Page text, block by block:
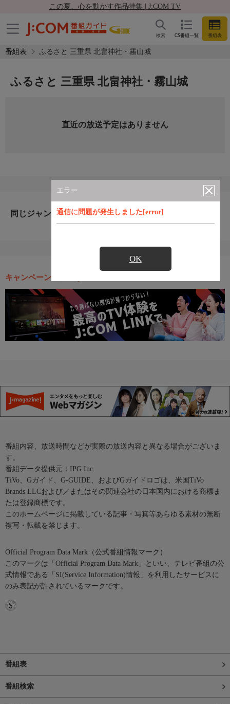
この夏、心を動かす作品特集 | J:COM TV
CS番組一覧 番組表
検索
番組表 ふるさと 三重県 北畠神社・霧山城
エラー
通信に問題が発生しました[error]
OK
ふるさと 三重県 北畠神社・霧山城
直近の放送予定はありません
同じジャンルのおすすめ番組
キャンペーン・お得な情報
番組内容、放送時間などが実際の放送内容と異なる場合がございま
す。
番組データ提供元：IPG Inc.
TiVo、Gガイド、G-GUIDE、およびGガイドロゴは、米国TiVo
Brands LLCおよび／またはその関連会社の日本国内における商標ま
たは登録商標です。
このホームページに掲載している記事・写真等あらゆる素材の無断
複写・転載を禁じます。
Official Program Data Mark（公式番組情報マーク）
このマークは「Official Program Data Mark」といい、テレビ番組の公
式情報である「SI(Service Information)情報」を利用したサービスに
のみ表記が許されているマークです。
番組表
番組検索